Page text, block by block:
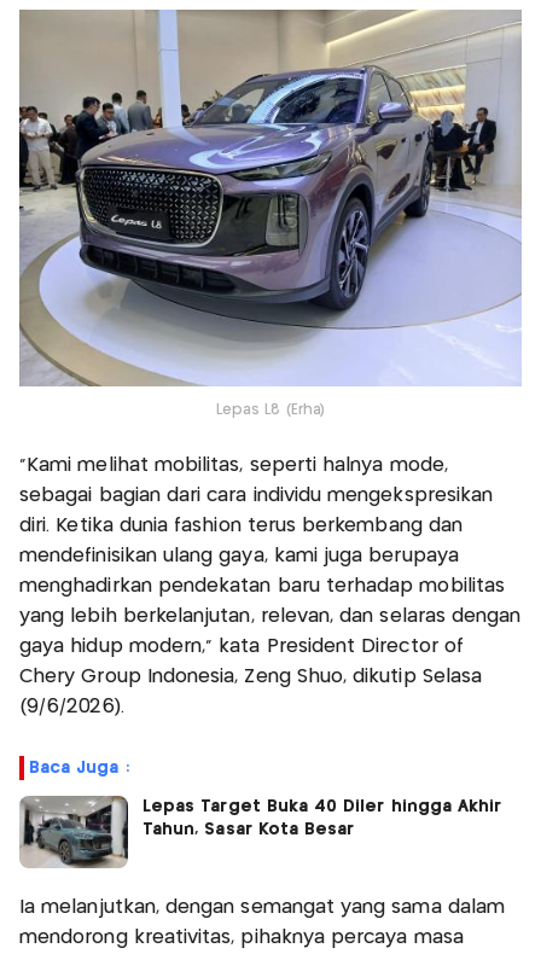
Lepas L8 (Erha)
“Kami melihat mobilitas, seperti halnya mode,
sebagai bagian dari cara individu mengekspresikan
diri. Ketika dunia fashion terus berkembang dan
mendefinisikan ulang gaya, kami juga berupaya
menghadirkan pendekatan baru terhadap mobilitas
yang lebih berkelanjutan, relevan, dan selaras dengan
gaya hidup modern," kata President Director of
Chery Group Indonesia, Zeng Shuo, dikutip Selasa
(9/6/2026).
Baca Juga :
Lepas Target Buka 40 Diler hingga Akhir
Tahun, Sasar Kota Besar
Ia melanjutkan, dengan semangat yang sama dalam
mendorong kreativitas, pihaknya percaya masa